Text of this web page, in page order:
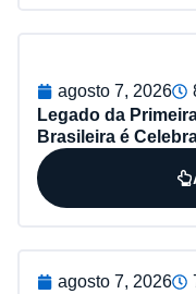
agosto 7, 2026
Legado da
Brasileira é
agosto 7, 2026